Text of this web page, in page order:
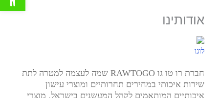
אודותינו
חברת רו טו גו RAWTOGO שמה לעצמה למטרה לתת
שירות איכותי במחירים תחרותיים ומוצרי עישון
איכותיים המותאמים לקהל המעשנים בישראל. מוצרי